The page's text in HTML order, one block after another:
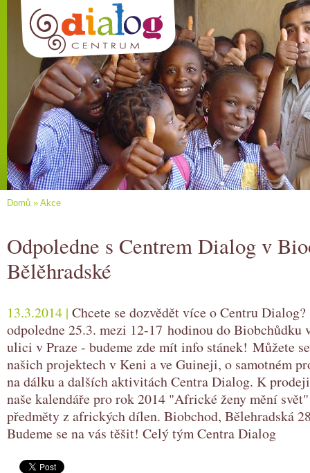
Domů » Akce
Odpoledne s Centrem Dialog v
Bělěhradské
13.3.2014 | Chcete se dozvědět více o Centru
odpoledne 25.3. mezi 12-17 hodinou do Biobchůdku
ulici v Praze - budeme zde mít info stánek! Můžete
našich projektech v Keni a ve Guineji, o samotném
na dálku a dalších aktivitách Centra Dialog. K
naše kalendáře pro rok 2014 "Africké ženy mění
předměty z afrických dílen. Biobchod, Bělehradská
Budeme se na vás těšit! Celý tým Centra Dialog